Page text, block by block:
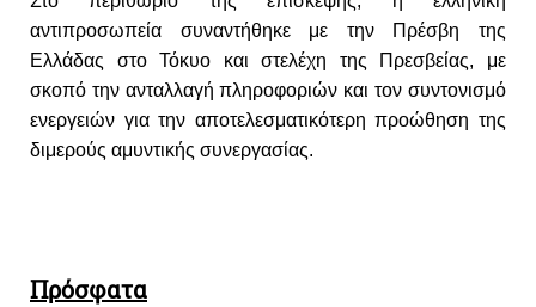
αντιπροσωπεία συναντήθηκε με την Πρέσβη της
Ελλάδας στο Τόκυο και στελέχη της Πρεσβείας, με
σκοπό την ανταλλαγή πληροφοριών και τον συντονισμό
ενεργειών για την αποτελεσματικότερη προώθηση της
διμερούς αμυντικής συνεργασίας.
Πρόσφατα